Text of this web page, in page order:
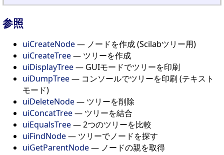
参照
uiCreateNode— ノードを作成 (Scilabツリー用)
uiCreateTree— ツリーを作成
uiDisplayTree— GUIモードでツリーを印刷
uiDumpTree— コンソールでツリーを印刷 (テキスト
モード)
uiDeleteNode— ツリーを削除
uiConcatTree— ツリーを結合
uiEqualsTree— 2つのツリーを比較
uiFindNode— ツリーでノードを探す
uiGetParentNode— ノードの親を取得